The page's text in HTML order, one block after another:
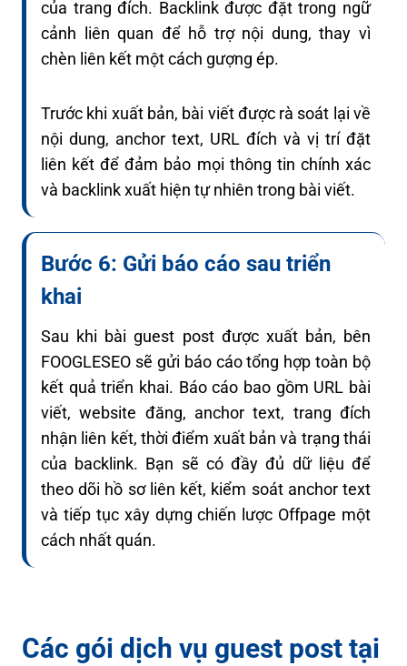
của trang đích. Backlink được đặt trong ngữ
cảnh liên quan để hỗ trợ nội dung, thay vì
chèn liên kết một cách gượng ép.
Trước khi xuất bản, bài viết được rà soát lại về
nội dung, anchor text, URL đích và vị trí đặt
liên kết để đảm bảo mọi thông tin chính xác
và backlink xuất hiện tự nhiên trong bài viết.
Bước 6: Gửi báo cáo sau triển
khai
Sau khi bài guest post được xuất bản, bên
FOOGLESEO sẽ gửi báo cáo tổng hợp toàn bộ
kết quả triển khai. Báo cáo bao gồm URL bài
viết, website đăng, anchor text, trang đích
nhận liên kết, thời điểm xuất bản và trạng thái
của backlink. Bạn sẽ có đầy đủ dữ liệu để
theo dõi hồ sơ liên kết, kiểm soát anchor text
và tiếp tục xây dựng chiến lược Offpage một
cách nhất quán.
Các gói dịch vụ guest post tại